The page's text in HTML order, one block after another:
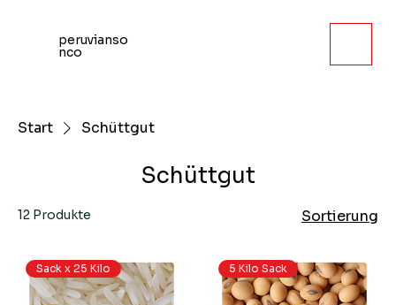
peruvianso
nco
Start Schüttgut
Schüttgut
12 Produkte Sortierung
Sack x 25 Kilo 5 Kilo Sack